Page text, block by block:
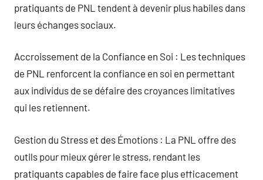
pratiquants de PNL tendent à devenir plus habiles dans
leurs échanges sociaux.
Accroissement de la Confiance en Soi : Les techniques
de PNL renforcent la confiance en soi en permettant
aux individus de se défaire des croyances limitatives
qui les retiennent.
Gestion du Stress et des Émotions : La PNL offre des
outils pour mieux gérer le stress, rendant les
pratiquants capables de faire face plus efficacement